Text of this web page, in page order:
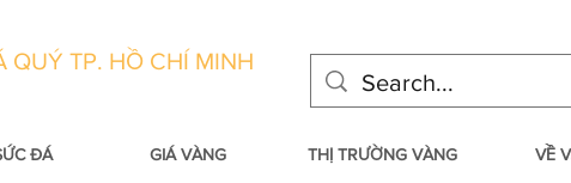
QUÝ TP. HỒ CHÍ MINH
ĐÁ GIÁ VÀNG THỊ TRƯỜNG VÀNG VỀ